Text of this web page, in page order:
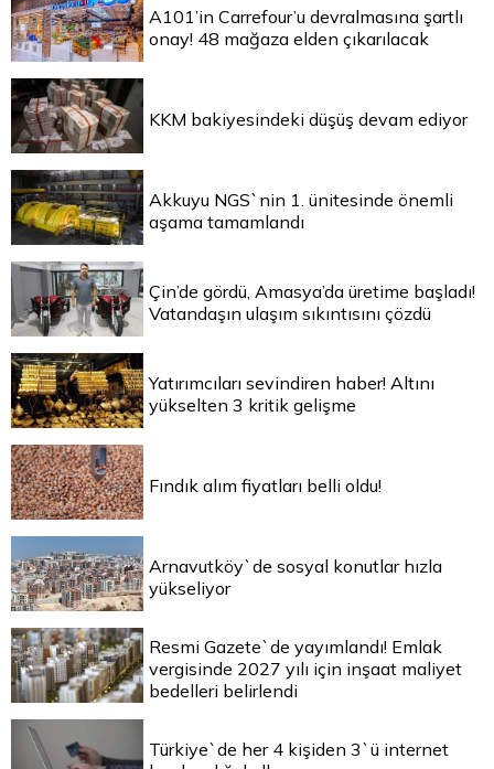
A101’in Carrefour’u devralmasına şartlı
onay! 48 mağaza elden çıkarılacak
KKM bakiyesindeki düşüş devam ediyor
Akkuyu NGS`nin 1. ünitesinde önemli
aşama tamamlandı
Çin’de gördü, Amasya’da üretime başladı!
Vatandaşın ulaşım sıkıntısını çözdü
Yatırımcıları sevindiren haber! Altını
yükselten 3 kritik gelişme
Fındık alım fiyatları belli oldu!
Arnavutköy`de sosyal konutlar hızla
yükseliyor
Resmi Gazete`de yayımlandı! Emlak
vergisinde 2027 yılı için inşaat maliyet
bedelleri belirlendi
Türkiye`de her 4 kişiden 3`ü internet